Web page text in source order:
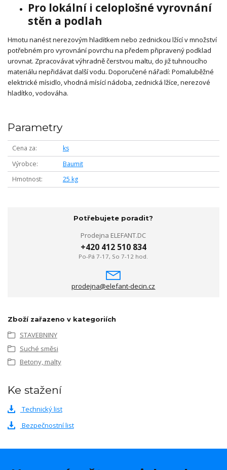
Pro lokální i celoplošné vyrovnání
stěn a podlah
Hmotu nanést nerezovým hladítkem nebo zednickou lžící v množství
potřebném pro vyrovnání povrchu na předem připravený podklad
urovnat. Zpracovávat výhradně čerstvou maltu, do již tuhnoucího
materiálu nepřidávat další vodu. Doporučené nářadí: Pomaluběžné
elektrické mísidlo, vhodná mísící nádoba, zednická lžíce, nerezové
hladítko, vodováha.
Parametry
Cena za
ks
Výrobce
Baumit
Hmotnost
25 kg
Potřebujete poradit?
Prodejna ELEFANT.DC
+420 412 510 834
Po-Pá 7-17, So 7-12 hod.
prodejna@elefant-decin.cz
Zboží zařazeno v kategoriích
STAVEBNINY
Suché směsi
Betony, malty
Ke stažení
Technický list
Bezpečnostní list